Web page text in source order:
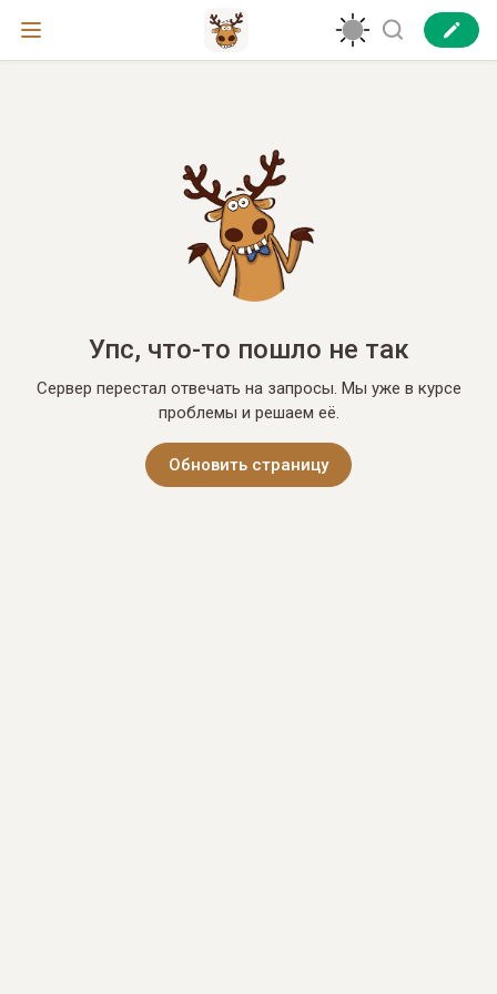
Упс, что-то пошло не так
Сервер перестал отвечать на запросы. Мы уже в курсе
проблемы и решаем её.
Обновить страницу